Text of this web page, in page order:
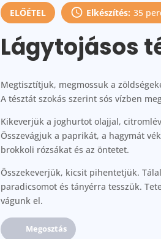
ELŐÉTEL Elkészítés: 35
Lágytojásos
Megtisztítjuk, megmossuk a
A tésztát szokás szerint sós vízben
Kikeverjük a joghurtot olajjal,
Összevágjuk a paprikát, a hagymát
brokkoli rózsákat és az öntetet.
Összekeverjük, kicsit pihentetjük.
paradicsomot és tányérra tesszük.
vágunk el.
Megosztás